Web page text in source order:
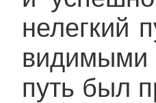
нелегкий
видимыми
путь был